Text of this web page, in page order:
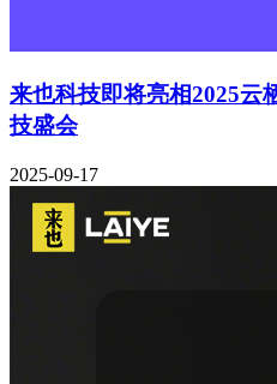
来也科技即将亮相2025云
技盛会
2025-09-17